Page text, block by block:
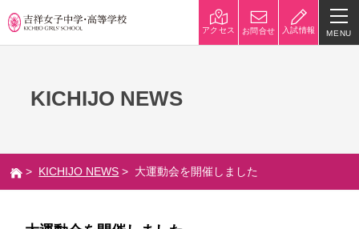
アクセス お問合せ 入試情報 MENU
校長挨拶
八王子キャンパス 学校規模
KICHIJO NEWS
> KICHIJO NEWS > 大運動会を開催しました